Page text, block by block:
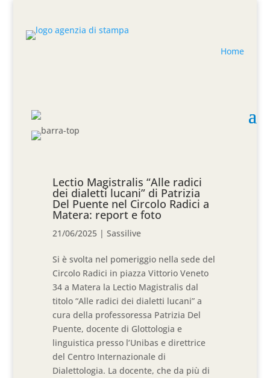
Home
Lectio Magistralis “Alle radici
dei dialetti lucani” di Patrizia
Del Puente nel Circolo Radici a
Matera: report e foto
21/06/2025 |Sassilive
Si è svolta nel pomeriggio nella sede del
Circolo Radici in piazza Vittorio Veneto
34 a Matera la Lectio Magistralis dal
titolo “Alle radici dei dialetti lucani” a
cura della professoressa Patrizia Del
Puente, docente di Glottologia e
linguistica presso l’Unibas e direttrice
del Centro Internazionale di
Dialettologia. La docente, che da più di